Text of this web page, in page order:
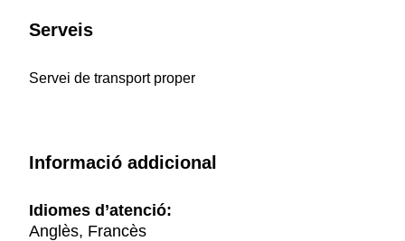
Serveis
Servei de transport proper
Informació addicional
Idiomes d’atenció:
Anglès, Francès